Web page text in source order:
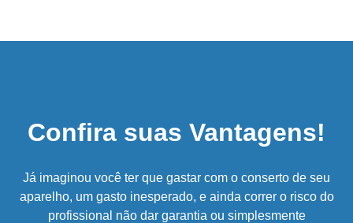
Confira suas Vantagens!
Já imaginou você ter que gastar com o conserto de seu
aparelho, um gasto inesperado, e ainda correr o risco do
profissional não dar garantia ou simplesmente